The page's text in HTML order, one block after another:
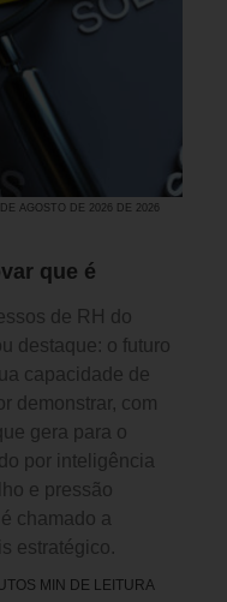
AGOSTO DE 2026 DE 2026
que é
de RH do
destaque: o futuro
capacidade de
demonstrar, com
gera para o
por inteligência
e pressão
chamado a
estratégico.
MIN DE LEITURA